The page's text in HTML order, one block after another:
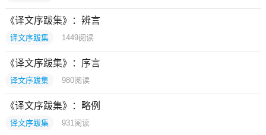
《译文序跋集》：辨言
译文序跋集 1449阅读
《译文序跋集》：序言
译文序跋集 980阅读
《译文序跋集》：略例
译文序跋集 931 阅读